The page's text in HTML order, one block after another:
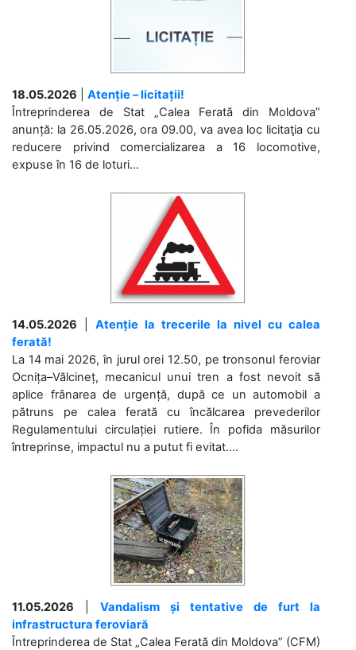
18.05.2026
Atenție – licitații!
Întreprinderea de Stat „Calea Ferată din Moldova”
anunță: la 26.05.2026, ora 09.00, va avea loc licitaţia cu
reducere privind comercializarea a 16 locomotive,
expuse în 16 de loturi...
14.05.2026
Atenție la trecerile la nivel cu calea
ferată!
La 14 mai 2026, în jurul orei 12.50, pe tronsonul feroviar
Ocnița–Vălcineț, mecanicul unui tren a fost nevoit să
aplice frânarea de urgență, după ce un automobil a
pătruns pe calea ferată cu încălcarea prevederilor
Regulamentului circulației rutiere. În pofida măsurilor
întreprinse, impactul nu a putut fi evitat....
11.05.2026
Vandalism și tentative de furt la
infrastructura feroviară
Întreprinderea de Stat „Calea Ferată din Moldova” (CFM)